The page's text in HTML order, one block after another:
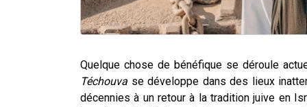
Quelque chose de bénéfique se déroule
Téchouva se développe dans des lieux
décennies à un retour à la tradition juive en